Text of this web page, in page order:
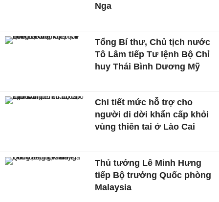
Nga
Tổng Bí thư, Chủ tịch nước
Tô Lâm tiếp Tư lệnh Bộ Chỉ
huy Thái Bình Dương Mỹ
Chi tiết mức hỗ trợ cho
người di dời khẩn cấp khỏi
vùng thiên tai ở Lào Cai
Thủ tướng Lê Minh Hưng
tiếp Bộ trưởng Quốc phòng
Malaysia